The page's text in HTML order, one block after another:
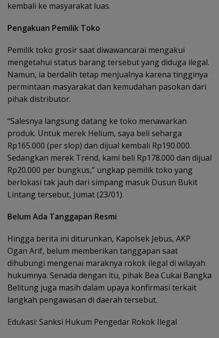
kembali ke masyarakat luas.
Pengakuan Pemilik Toko
Pemilik toko grosir saat diwawancarai mengakui
mengetahui status barang tersebut yang diduga ilegal.
Namun, ia berdalih tetap menjualnya karena tingginya
permintaan masyarakat dan kemudahan pasokan dari
pihak distributor.
“Salesnya langsung datang ke toko menawarkan
produk. Untuk merek Helium, saya beli seharga
Rp165.000 (per slop) dan dijual kembali Rp190.000.
Sedangkan merek Trend, kami beli Rp178.000 dan dijual
Rp20.000 per bungkus,” ungkap pemilik toko yang
berlokasi tak jauh dari simpang masuk Dusun Bukit
Lintang tersebut, Jumat (23/01).
Belum Ada Tanggapan Resmi
Hingga berita ini diturunkan, Kapolsek Jebus, AKP
Ogan Arif, belum memberikan tanggapan saat
dihubungi mengenai maraknya rokok ilegal di wilayah
hukumnya. Senada dengan itu, pihak Bea Cukai Bangka
Belitung juga masih dalam upaya konfirmasi terkait
langkah pengawasan di daerah tersebut.
Edukasi: Sanksi Hukum Pengedar Rokok Ilegal